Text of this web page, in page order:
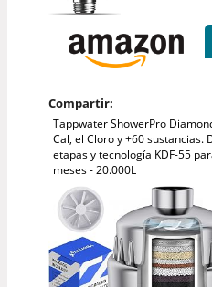
Compartir:
Tappwater ShowerPro
Cal, el Cloro y +60 sustancias.
etapas y tecnología KDF-55
meses - 20.000L